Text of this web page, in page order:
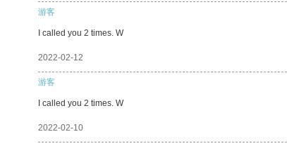
游客
I called you 2 times. W
2022-02-12
游客
I called you 2 times. W
2022-02-10